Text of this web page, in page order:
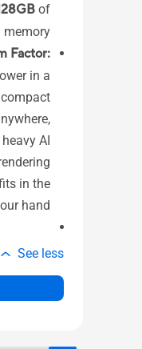
of
Factor:
in a
AI
in the
hand
See less